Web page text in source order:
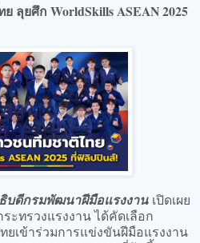
ลุยศึก WorldSkills ASEAN 2025
บดีกรมพัฒนาฝีมือแรงงานเปิดเผย
ะทรวงแรงงาน ได้คัดเลือก
ยเข้าร่วมการแข่งขันฝีมือแรงงาน